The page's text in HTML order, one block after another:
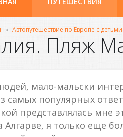
» Автопутешествие по Европе с детьми
Пляж
мало-мальски
самых популярных
представлялась мне
Алгарве, я только еще